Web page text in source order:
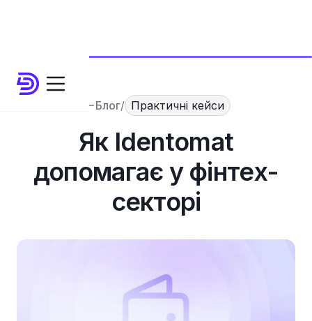
Блог/ Практичні кейси
Як Identomat
допомагає у фінтех-
секторі